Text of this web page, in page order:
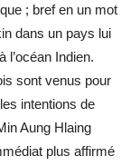
; bref en un mot
dans un pays lui
l’océan Indien.
sont venus pour
intentions de
Aung Hlaing
plus affirmé